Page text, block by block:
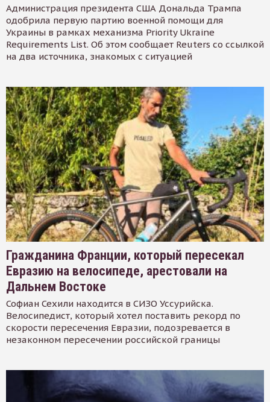
Администрация президента США Дональда Трампа
одобрила первую партию военной помощи для
Украины в рамках механизма Priority Ukraine
Requirements List. Об этом сообщает Reuters со ссылкой
на два источника, знакомых с ситуацией
Гражданина Франции, который пересекал
Евразию на велосипеде, арестовали на
Дальнем Востоке
Софиан Сехили находится в СИЗО Уссурийска.
Велосипедист, который хотел поставить рекорд по
скорости пересечения Евразии, подозревается в
незаконном пересечении российской границы